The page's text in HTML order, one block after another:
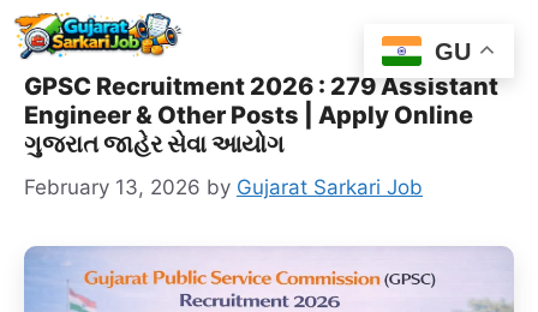
Skip
to
content
GPSC Recruitment 2026 : 279 Assistant
Engineer & Other Posts | Apply Online
ગુજરાત જાહેર સેવા આયોગ
February 13, 2026 by Gujarat Sarkari Job
GU